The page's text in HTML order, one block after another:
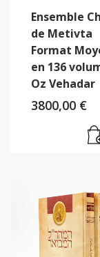
Ensemble
de Metivta
Format
en 136
Oz Vehadar
3800,00 €